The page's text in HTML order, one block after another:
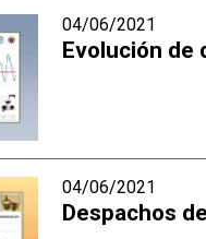
04/06/2021
Evolución de
04/06/2021
Despachos